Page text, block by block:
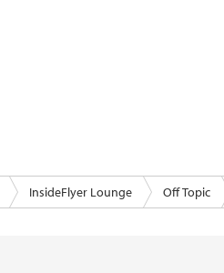
InsideFlyer Lounge Off Topic